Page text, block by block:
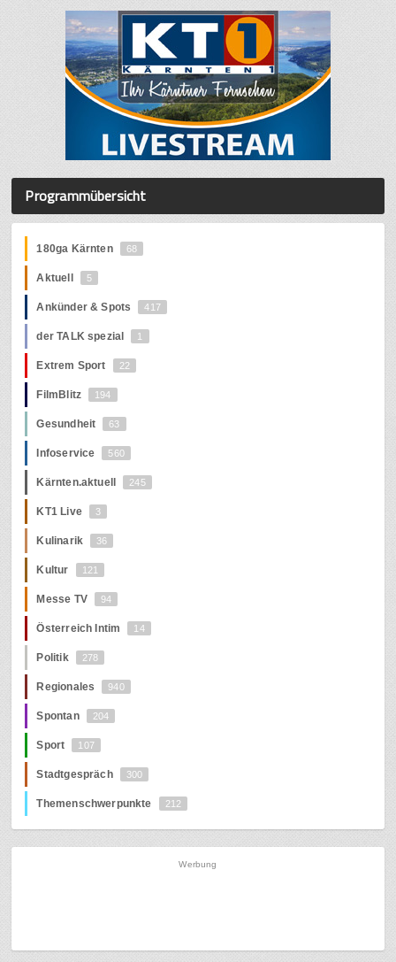
Programmübersicht
180ga Kärnten 68
Aktuell 5
Ankünder & Spots 417
der TALK spezial 1
Extrem Sport 22
FilmBlitz 194
Gesundheit 63
Infoservice 560
Kärnten.aktuell 245
KT1 Live 3
Kulinarik 36
Kultur 121
Messe TV 94
Österreich Intim 14
Politik 278
Regionales 940
Spontan 204
Sport 107
Stadtgespräch 300
Themenschwerpunkte 212
Werbung